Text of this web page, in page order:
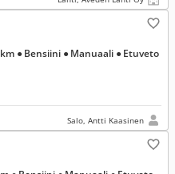
● Bensiini ● Manuaali ● Etuveto
Salo, Antti Kaasinen